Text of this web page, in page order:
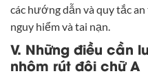
các hướng dẫn và quy tắc
nguy hiểm và tai nạn.
V. Những điều cần
nhôm rút đôi chữ A